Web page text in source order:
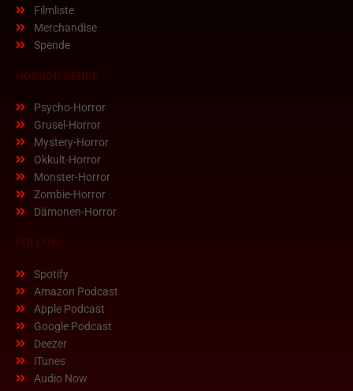
Filmliste
Merchandise
Spende
HORROR GENRE
Psycho-Horror
Grusel-Horror
Mystery-Horror
Okkult-Horror
Monster-Horror
Zombie-Horror
Dämonen-Horror
FOLLOW
Spotify
Amazon Podcast
Apple Podcast
Google Podcast
Deezer
iTunes
Audio Now